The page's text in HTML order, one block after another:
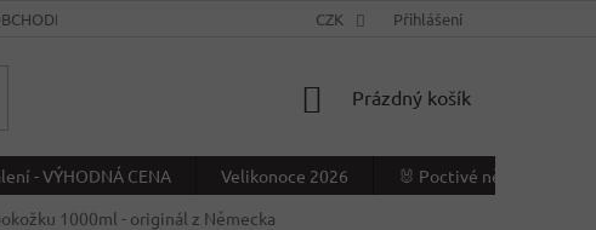
PODMÍNKY VÝDEJNÍ MÍSTO
CZK Přihlášení
NÁKUPNÍ
Prázdný košík
- VÝHODNÁ CENA Velikonoce 2026
🐰 Poctivé německé
1000ml - originál z Německa